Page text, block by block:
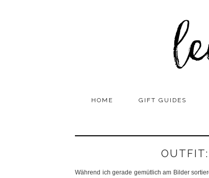
HOME GIFT GUIDES
OUTFIT:
Während ich gerade gemütlich am Bilder